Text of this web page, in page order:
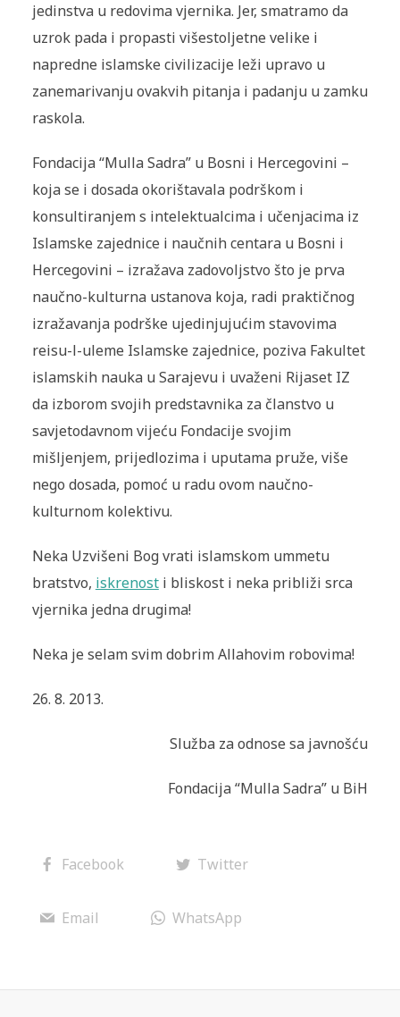
jedinstva u redovima vjernika. Jer, smatramo da
uzrok pada i propasti višestoljetne velike i
napredne islamske civilizacije leži upravo u
zanemarivanju ovakvih pitanja i padanju u zamku
raskola.
Fondacija “Mulla Sadra” u Bosni i Hercegovini –
koja se i dosada okorištavala podrškom i
konsultiranjem s intelektualcima i učenjacima iz
Islamske zajednice i naučnih centara u Bosni i
Hercegovini – izražava zadovoljstvo što je prva
naučno-kulturna ustanova koja, radi praktičnog
izražavanja podrške ujedinjujućim stavovima
reisu-l-uleme Islamske zajednice, poziva Fakultet
islamskih nauka u Sarajevu i uvaženi Rijaset IZ
da izborom svojih predstavnika za članstvo u
savjetodavnom vijeću Fondacije svojim
mišljenjem, prijedlozima i uputama pruže, više
nego dosada, pomoć u radu ovom naučno-
kulturnom kolektivu.
Neka Uzvišeni Bog vrati islamskom ummetu
bratstvo, iskrenosti bliskost i neka približi srca
vjernika jedna drugima!
Neka je selam svim dobrim Allahovim robovima!
26. 8. 2013.
Služba za odnose sa javnošću
Fondacija “Mulla Sadra” u BiH
Facebook Twitter
Email WhatsApp